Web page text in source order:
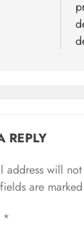
REPLY
address will
are marked
*